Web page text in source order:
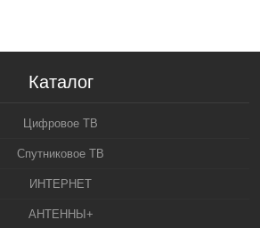
Каталог
Цифровое ТВ
Спутниковое ТВ
ИНТЕРНЕТ
АНТЕННЫ+